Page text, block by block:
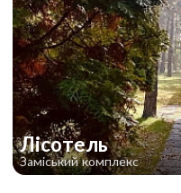
Лісотель
Заміський комплекс